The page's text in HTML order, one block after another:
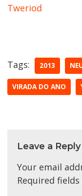
Tweriod
Tags: 2013
VIRADA DO ANO
Leave a Reply
Your email
Required